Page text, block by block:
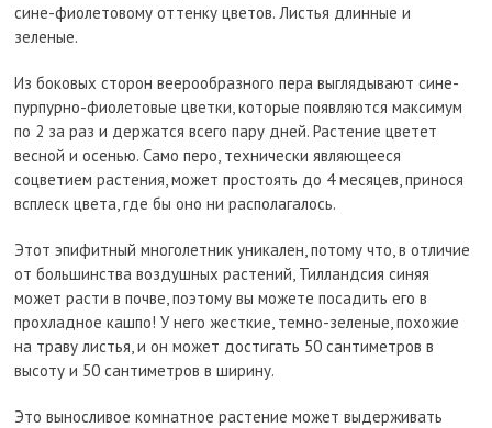
сине-фиолетовому оттенку цветов. Листья длинные и
зеленые.
Из боковых сторон веерообразного пера выглядывают сине-
пурпурно-фиолетовые цветки, которые появляются максимум
по 2 за раз и держатся всего пару дней. Растение цветет
весной и осенью. Само перо, технически являющееся
соцветием растения, может простоять до 4 месяцев, принося
всплеск цвета, где бы оно ни располагалось.
Этот эпифитный многолетник уникален, потому что, в отличие
от большинства воздушных растений, Тилландсия синяя
может расти в почве, поэтому вы можете посадить его в
прохладное кашпо! У него жесткие, темно-зеленые, похожие
на траву листья, и он может достигать 50 сантиметров в
высоту и 50 сантиметров в ширину.
Это выносливое комнатное растение может выдерживать